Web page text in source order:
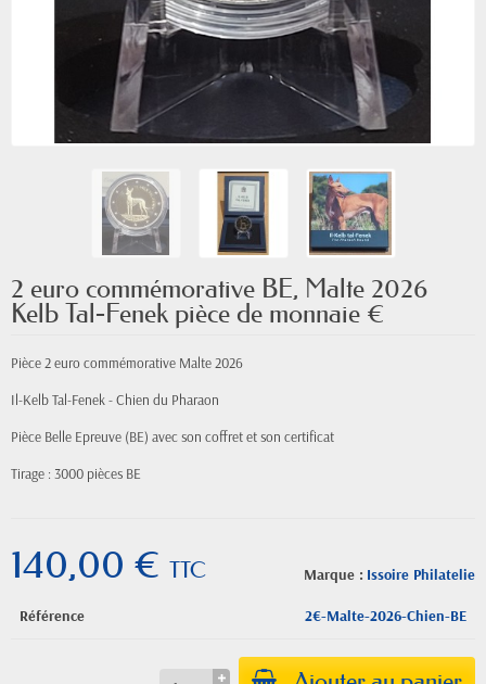
2 euro commémorative BE, Malte 2026
Kelb Tal-Fenek pièce de monnaie €
Pièce 2 euro commémorative Malte 2026
Il-Kelb Tal-Fenek - Chien du Pharaon
Pièce Belle Epreuve (BE) avec son coffret et son certificat
Tirage : 3000 pièces BE
Marque : Issoire Philatelie
140,00 € TTC
Référence 2€-Malte-2026-Chien-BE